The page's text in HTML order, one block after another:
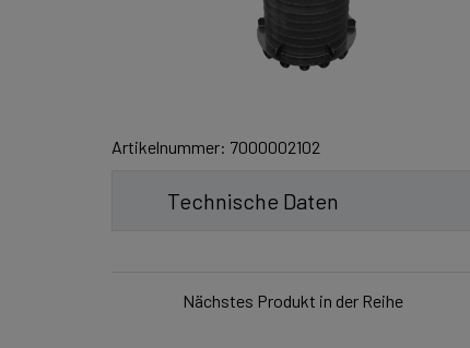
Artikelnummer: 7000002102
Technische Daten
Nächstes Produkt in der Reihe